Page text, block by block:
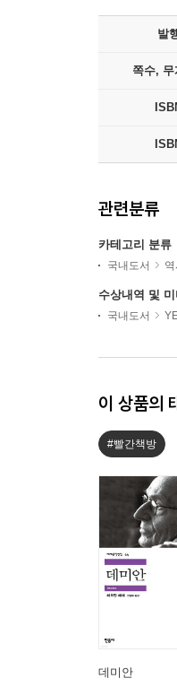
발
쪽수, 무
관련분류
카테고리 분류
국내도서
수상내역 및
국내도서
이 상품의
#빨간책방
데미안